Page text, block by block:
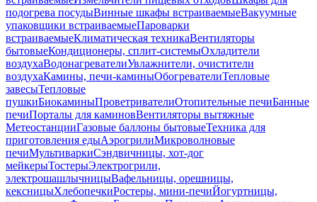
подогрева посудыВинные шкафы встраиваемыеВакуумные
упаковщики встраиваемыеПароварки
встраиваемыеКлиматическая техникаВентиляторы
бытовыеКондиционеры, сплит-системыОхладители
воздухаВодонагревателиУвлажнители, очистители
воздухаКамины, печи-каминыОбогревателиТепловые
завесыТепловые
пушкиБиокаминыПроветривателиОтопительные печиБанные
печиПорталы для каминовВентиляторы вытяжные
МетеостанцииГазовые баллоны бытовыеТехника для
приготовления едыАэрогрилиМикроволновые
печиМультиваркиСэндвичницы, хот-дог
мейкерыТостерыЭлектрогрили,
электрошашлычницыВафельницы, орешницы,
кексницыХлебопечкиРостеры, мини-печиЙогуртницы,